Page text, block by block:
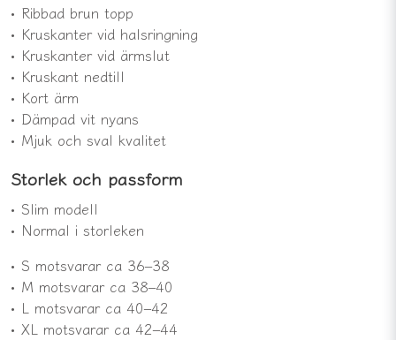
• Ribbad brun topp
• Kruskanter vid halsringning
• Kruskanter vid ärmslut
• Kruskant nedtill
• Kort ärm
• Dämpad vit nyans
• Mjuk och sval kvalitet
Storlek och passform
• Slim modell
• Normal i storleken
• S motsvarar ca 36–38
• M motsvarar ca 38–40
• L motsvarar ca 40–42
• XL motsvarar ca 42–44